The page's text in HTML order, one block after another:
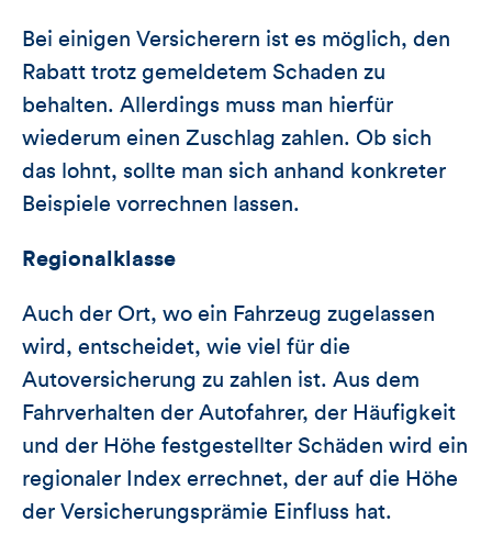
Bei einigen Versicherern ist es möglich, den
Rabatt trotz gemeldetem Schaden zu
behalten. Allerdings muss man hierfür
wiederum einen Zuschlag zahlen. Ob sich
das lohnt, sollte man sich anhand konkreter
Beispiele vorrechnen lassen.
Regionalklasse
Auch der Ort, wo ein Fahrzeug zugelassen
wird, entscheidet, wie viel für die
Autoversicherung zu zahlen ist. Aus dem
Fahrverhalten der Autofahrer, der Häufigkeit
und der Höhe festgestellter Schäden wird ein
regionaler Index errechnet, der auf die Höhe
der Versicherungsprämie Einfluss hat.